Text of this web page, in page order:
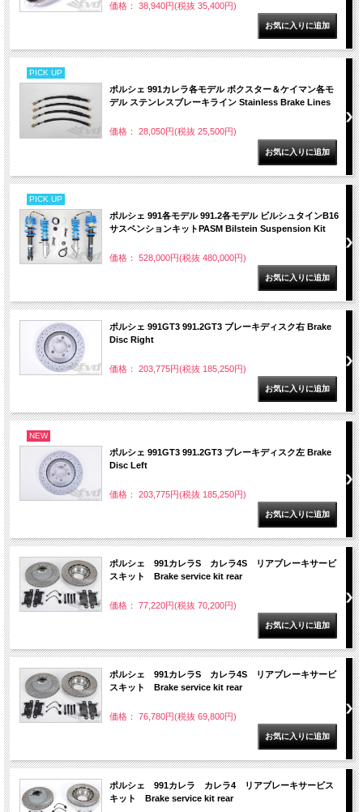
価格： 38,940円(税抜 35,400円)
PICK UP
ポルシェ 991カレラ各モデル ボクスター＆ケイマン各モ
デル ステンレスブレーキライン Stainless Brake Lines
価格： 28,050円(税抜 25,500円)
PICK UP
ポルシェ 991各モデル 991.2各モデル ビルシュタインB16
サスペンションキットPASM Bilstein Suspension Kit
価格： 528,000円(税抜 480,000円)
ポルシェ 991GT3 991.2GT3 ブレーキディスク右 Brake
Disc Right
価格： 203,775円(税抜 185,250円)
NEW
ポルシェ 991GT3 991.2GT3 ブレーキディスク左 Brake
Disc Left
価格： 203,775円(税抜 185,250円)
ポルシェ 991カレラS カレラ4S リアブレーキサービ
スキット Brake service kit rear
価格： 77,220円(税抜 70,200円)
ポルシェ 991カレラS カレラ4S リアブレーキサービ
スキット Brake service kit rear
価格： 76,780円(税抜 69,800円)
ポルシェ 991カレラ カレラ4 リアブレーキサービス
キット Brake service kit rear